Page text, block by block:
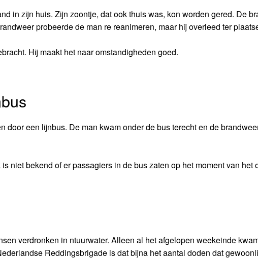
in zijn huis. Zijn zoontje, dat ook thuis was, kon worden gered. De
probeerde de man re reanimeren, maar hij overleed ter
Hij maakt het naar omstandigheden goed.
door een lijnbus. De man kwam onder de bus terecht en de
niet bekend of er passagiers in de bus zaten op het moment van het
verdronken in ntuurwater. Alleen al het afgelopen weekeinde
Reddingsbrigade is dat bijna het aantal doden dat